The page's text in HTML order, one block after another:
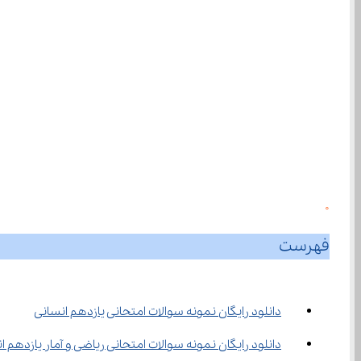
0
فهرست
دانلود رایگان نمونه سوالات امتحانی یازدهم انسانی
دانلود رایگان نمونه سوالات امتحانی ریاضی و آمار یازدهم